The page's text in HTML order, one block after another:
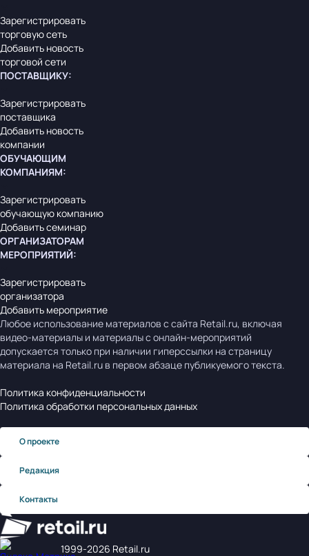
Зарегистрировать
торговую сеть
Добавить новость
торговой сети
ПОСТАВЩИКУ:
Зарегистрировать
поставщика
Добавить новость
компании
ОБУЧАЮЩИМ
КОМПАНИЯМ:
Зарегистрировать
обучающую компанию
Добавить семинар
ОРГАНИЗАТОРАМ
МЕРОПРИЯТИЙ:
Зарегистрировать
организатора
Добавить мероприятие
Любое использование материалов с сайта Retail.ru, включая
видео-материалы и материалы с онлайн-мероприятий
допускается только при наличии гиперссылки на страницу
материала на Retail.ru в первом абзаце публикуемого текста.
Политика конфиденциальности
Политика обработки персональных данных
О проекте
Редакция
Контакты
1999‑2026 Retail.ru